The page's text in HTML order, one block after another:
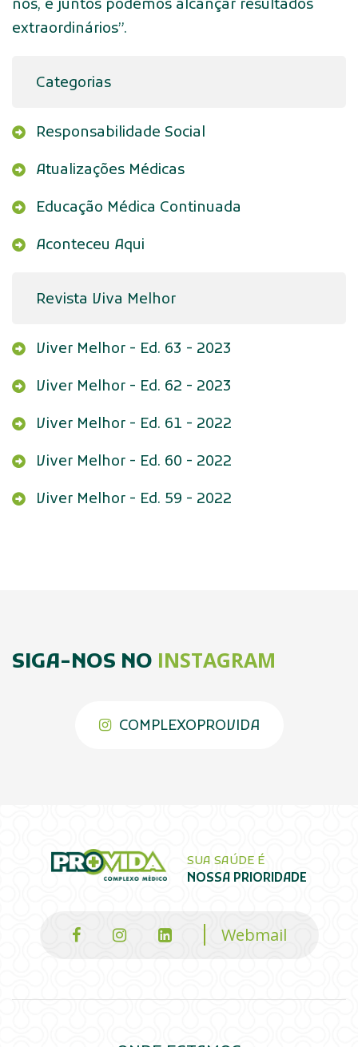
nós, e juntos podemos alcançar resultados
extraordinários”.
Categorias
Responsabilidade Social
Atualizações Médicas
Educação Médica Continuada
Aconteceu Aqui
Revista Viva Melhor
Viver Melhor - Ed. 63 - 2023
Viver Melhor - Ed. 62 - 2023
Viver Melhor - Ed. 61 - 2022
Viver Melhor - Ed. 60 - 2022
Viver Melhor - Ed. 59 - 2022
SIGA-NOS NO INSTAGRAM
COMPLEXOPROVIDA
SUA SAÚDE É
NOSSA PRIORIDADE
Webmail